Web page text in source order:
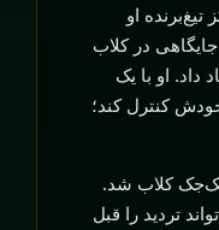
او
جایگاهی در کلاب
او با یک
کنترل کند؛
کلاب شد.
تردید را قبل